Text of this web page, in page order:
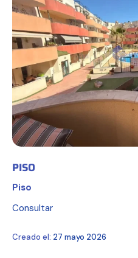
PISO
Piso
Consultar
Creado el: 27 mayo 2026